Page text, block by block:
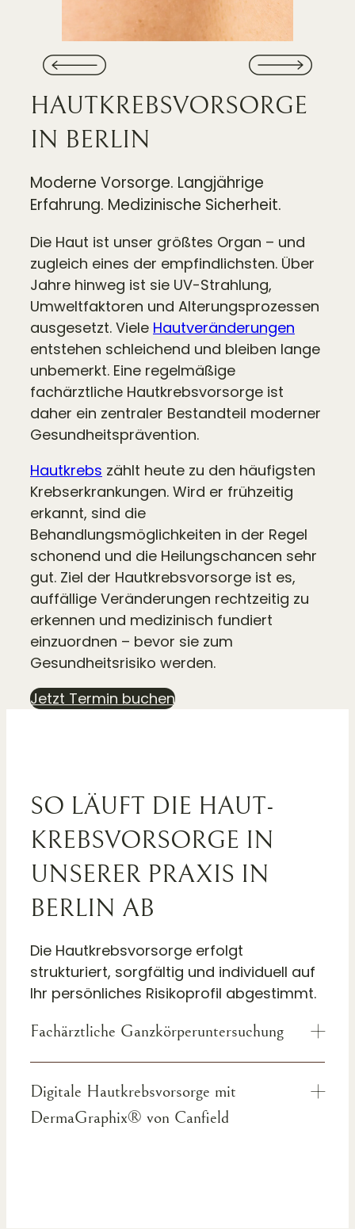
HAUTKREBS­VORSORGE
IN BERLIN
Moderne Vorsorge. Langjährige
Erfahrung. Medizinische Sicherheit.
Die Haut ist unser größtes Organ – und
zugleich eines der empfindlichsten. Über
Jahre hinweg ist sie UV-Strahlung,
Umweltfaktoren und Alterungsprozessen
ausgesetzt. Viele Hautveränderungen
entstehen schleichend und bleiben lange
unbemerkt. Eine regelmäßige
fachärztliche Hautkrebsvorsorge ist
daher ein zentraler Bestandteil moderner
Gesundheitsprävention.
Hautkrebs zählt heute zu den häufigsten
Krebserkrankungen. Wird er frühzeitig
erkannt, sind die
Behandlungsmöglichkeiten in der Regel
schonend und die Heilungschancen sehr
gut. Ziel der Hautkrebsvorsorge ist es,
auffällige Veränderungen rechtzeitig zu
erkennen und medizinisch fundiert
einzuordnen – bevor sie zum
Gesundheitsrisiko werden.
Jetzt Termin buchen
SO LÄUFT DIE HAUT­
KREBS­VORSORGE IN
UNSERER PRAXIS IN
BERLIN AB
Die Hautkrebsvorsorge erfolgt
strukturiert, sorgfältig und individuell auf
Ihr persönliches Risikoprofil abgestimmt.
Fachärztliche Ganzkörperuntersuchung
Digitale Hautkrebsvorsorge mit
DermaGraphix® von Canfield